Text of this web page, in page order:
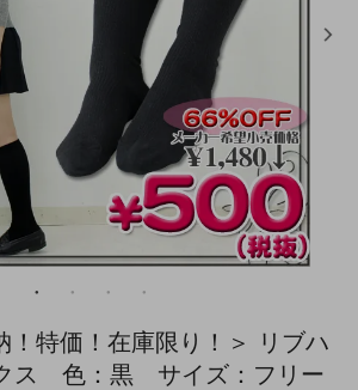
特価！在庫限り！＞ リブハ
ス 色：黒 サイズ：フリー